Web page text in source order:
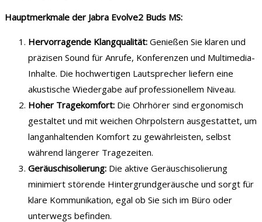
Hauptmerkmale der Jabra Evolve2 Buds MS:
Hervorragende Klangqualität: Genießen Sie klaren und
präzisen Sound für Anrufe, Konferenzen und Multimedia-
Inhalte. Die hochwertigen Lautsprecher liefern eine
akustische Wiedergabe auf professionellem Niveau.
Hoher Tragekomfort: Die Ohrhörer sind ergonomisch
gestaltet und mit weichen Ohrpolstern ausgestattet, um
langanhaltenden Komfort zu gewährleisten, selbst
während längerer Tragezeiten.
Geräuschisolierung: Die aktive Geräuschisolierung
minimiert störende Hintergrundgeräusche und sorgt für
klare Kommunikation, egal ob Sie sich im Büro oder
unterwegs befinden.